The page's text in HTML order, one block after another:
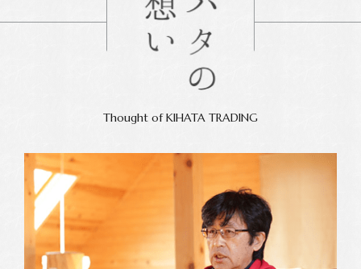
Thought of KIHATA TRADING